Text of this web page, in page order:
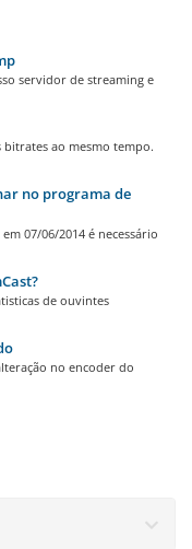
servidor de streaming e
ao mesmo tempo.
no programa de
07/06/2014 é necessário
de ouvintes
no encoder do